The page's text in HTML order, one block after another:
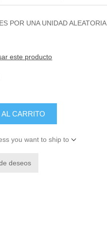
POR UNA UNIDAD ALEATORIA
este producto
CARRITO
you want to ship to
deseos